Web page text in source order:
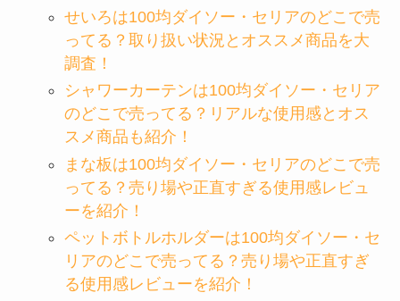
せいろは100均ダイソー・セリアのどこで売
ってる？取り扱い状況とオススメ商品を大
調査！
シャワーカーテンは100均ダイソー・セリア
のどこで売ってる？リアルな使用感とオス
スメ商品も紹介！
まな板は100均ダイソー・セリアのどこで売
ってる？売り場や正直すぎる使用感レビュ
ーを紹介！
ペットボトルホルダーは100均ダイソー・セ
リアのどこで売ってる？売り場や正直すぎ
る使用感レビューを紹介！